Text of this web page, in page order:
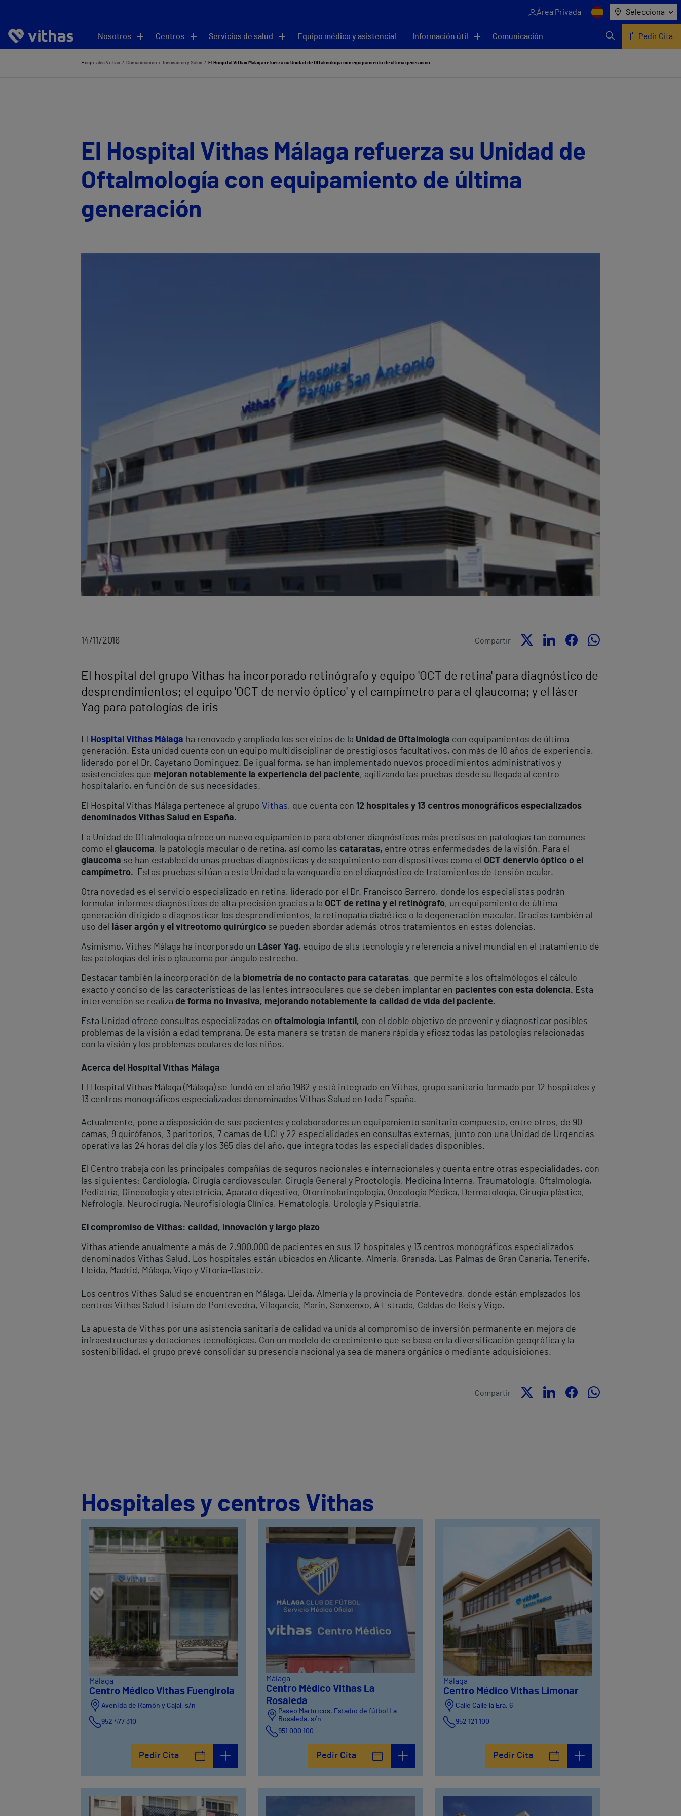
Área Privada Selecciona
Nosotros Centros Servicios de salud Equipo médico y asistencial Información útil Comunicación Pedir Cita
Hospitales Vithas Comunicación Innovación y Salud El Hospital Vithas Málaga refuerza su Unidad de Oftalmología con equipamiento de última generación
El Hospital Vithas Málaga refuerza su Unidad de
Oftalmología con equipamiento de última
generación
14/11/2016 Compartir
El hospital del grupo Vithas ha incorporado retinógrafo y equipo 'OCT de retina' para diagnóstico de
desprendimientos; el equipo 'OCT de nervio óptico' y el campímetro para el glaucoma; y el láser
Yag para patologías de iris
El Hospital Vithas Málaga ha renovado y ampliado los servicios de la Unidad de Oftalmología con equipamientos de última
generación. Esta unidad cuenta con un equipo multidisciplinar de prestigiosos facultativos, con más de 10 años de experiencia,
liderado por el Dr. Cayetano Dominguez. De igual forma, se han implementado nuevos procedimientos administrativos y
asistenciales que mejoran notablemente la experiencia del paciente, agilizando las pruebas desde su llegada al centro
hospitalario, en función de sus necesidades.
El Hospital Vithas Málaga pertenece al grupo Vithas, que cuenta con 12 hospitales y 13 centros monográficos especializados
denominados Vithas Salud en España.
La Unidad de Oftalmología ofrece un nuevo equipamiento para obtener diagnósticos más precisos en patologías tan comunes
como el glaucoma, la patología macular o de retina, así como las cataratas, entre otras enfermedades de la visión. Para el
glaucoma se han establecido unas pruebas diagnósticas y de seguimiento con dispositivos como el OCT denervio óptico o el
campímetro.
Estas pruebas sitúan a esta Unidad a la vanguardia en el diagnóstico de tratamientos de tensión ocular.
Otra novedad es el servicio especializado en retina, liderado por el Dr. Francisco Barrero, donde los especialistas podrán
formular informes diagnósticos de alta precisión gracias a la OCT de retina y el retinógrafo, un equipamiento de última
generación dirigido a diagnosticar los desprendimientos, la retinopatía diabética o la degeneración macular. Gracias también al
uso del
láser argón y el vitreotomo quirúrgico se pueden abordar además otros tratamientos en estas dolencias.
Asimismo, Vithas Málaga ha incorporado un Láser Yag, equipo de alta tecnología y referencia a nivel mundial en el tratamiento de
las patologías del iris o glaucoma por ángulo estrecho.
Destacar también la incorporación de la biometría de no contacto para cataratas, que permite a los oftalmólogos el cálculo
exacto y conciso de las características de las lentes intraoculares que se deben implantar en pacientes con esta dolencia. Esta
intervención se realiza de forma no invasiva, mejorando notablemente la calidad de vida del paciente.
Esta Unidad ofrece consultas especializadas en oftalmología infantil, con el doble objetivo de prevenir y diagnosticar posibles
problemas de la visión a edad temprana. De esta manera se tratan de manera rápida y eficaz todas las patologías relacionadas
con la visión y los problemas oculares de los niños.
Acerca del Hospital Vithas Málaga
El Hospital Vithas Málaga (Málaga) se fundó en el año 1962 y está integrado en Vithas, grupo sanitario formado por 12 hospitales y
13 centros monográficos especializados denominados Vithas Salud en toda España.
Actualmente, pone a disposición de sus pacientes y colaboradores un equipamiento sanitario compuesto, entre otros, de 90
camas, 9 quirófanos, 3 paritorios, 7 camas de UCI y 22 especialidades en consultas externas, junto con una Unidad de Urgencias
operativa las 24 horas del día y los 365 días del año, que integra todas las especialidades disponibles.
El Centro trabaja con las principales compañías de seguros nacionales e internacionales y cuenta entre otras especialidades, con
las siguientes: Cardiología, Cirugía cardiovascular, Cirugía General y Proctología, Medicina Interna, Traumatología, Oftalmología,
Pediatría, Ginecología y obstetricia, Aparato digestivo, Otorrinolaringología, Oncología Médica, Dermatología, Cirugía plástica,
Nefrología, Neurocirugía, Neurofisiología Clínica, Hematología, Urología y Psiquiatría.
El compromiso de Vithas: calidad, innovación y largo plazo
Vithas atiende anualmente a más de 2.900.000 de pacientes en sus 12 hospitales y 13 centros monográficos especializados
denominados Vithas Salud. Los hospitales están ubicados en Alicante, Almería, Granada, Las Palmas de Gran Canaria, Tenerife,
Lleida, Madrid, Málaga, Vigo y Vitoria-Gasteiz.
Los centros Vithas Salud se encuentran en Málaga, Lleida, Almería y la provincia de Pontevedra, donde están emplazados los
centros Vithas Salud Fisium de Pontevedra, Vilagarcía, Marín, Sanxenxo, A Estrada, Caldas de Reis y Vigo.
La apuesta de Vithas por una asistencia sanitaria de calidad va unida al compromiso de inversión permanente en mejora de
infraestructuras y dotaciones tecnológicas. Con un modelo de crecimiento que se basa en la diversificación geográfica y la
sostenibilidad, el grupo prevé consolidar su presencia nacional ya sea de manera orgánica o mediante adquisiciones.
Compartir
Hospitales y centros Vithas
Málaga
Centro Médico Vithas Fuengirola
Avenida de Ramón y Cajal, s/n
952 477 310
Pedir Cita
Málaga
Centro Médico Vithas La
Rosaleda
Paseo Martiricos, Estadio de fútbol La
Rosaleda, s/n
951 000 100
Pedir Cita
Málaga
Centro Médico Vithas Limonar
Calle Calle la Era, 6
952 121 100
Pedir Cita